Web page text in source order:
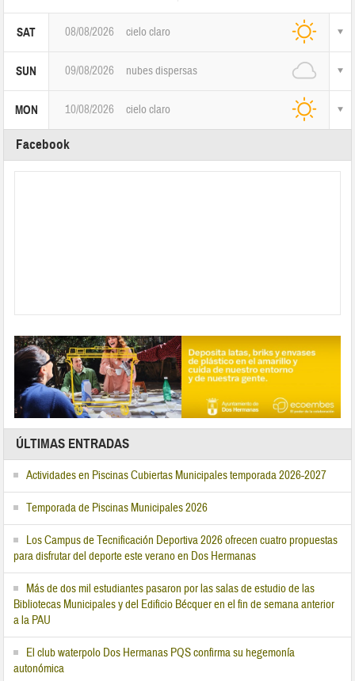
SAT 08/08/2026 cielo claro
SUN 09/08/2026 nubes dispersas
MON 10/08/2026 cielo claro
Facebook
ÚLTIMAS ENTRADAS
Actividades en Piscinas Cubiertas Municipales temporada 2026-2027
Temporada de Piscinas Municipales 2026
Los Campus de Tecnificación Deportiva 2026 ofrecen cuatro propuestas
para disfrutar del deporte este verano en Dos Hermanas
Más de dos mil estudiantes pasaron por las salas de estudio de las
Bibliotecas Municipales y del Edificio Bécquer en el fin de semana anterior
a la PAU
El club waterpolo Dos Hermanas PQS confirma su hegemonía
autonómica